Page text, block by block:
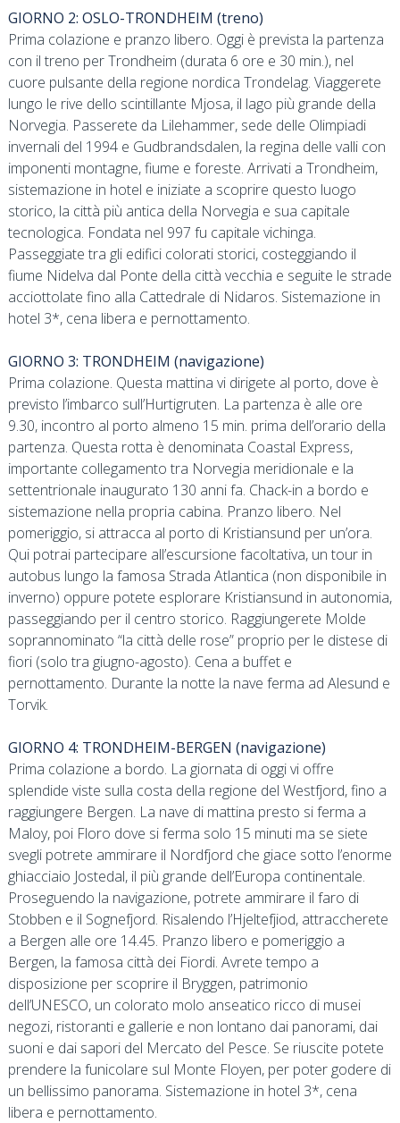
GIORNO 2: OSLO-TRONDHEIM (treno)
Prima colazione e pranzo libero. Oggi è prevista la partenza
con il treno per Trondheim (durata 6 ore e 30 min.), nel
cuore pulsante della regione nordica Trondelag. Viaggerete
lungo le rive dello scintillante Mjosa, il lago più grande della
Norvegia. Passerete da Lilehammer, sede delle Olimpiadi
invernali del 1994 e Gudbrandsdalen, la regina delle valli con
imponenti montagne, fiume e foreste. Arrivati a Trondheim,
sistemazione in hotel e iniziate a scoprire questo luogo
storico, la città più antica della Norvegia e sua capitale
tecnologica. Fondata nel 997 fu capitale vichinga.
Passeggiate tra gli edifici colorati storici, costeggiando il
fiume Nidelva dal Ponte della città vecchia e seguite le strade
acciottolate fino alla Cattedrale di Nidaros. Sistemazione in
hotel 3*, cena libera e pernottamento.
GIORNO 3: TRONDHEIM (navigazione)
Prima colazione. Questa mattina vi dirigete al porto, dove è
previsto l’imbarco sull’Hurtigruten. La partenza è alle ore
9.30, incontro al porto almeno 15 min. prima dell’orario della
partenza. Questa rotta è denominata Coastal Express,
importante collegamento tra Norvegia meridionale e la
settentrionale inaugurato 130 anni fa. Chack-in a bordo e
sistemazione nella propria cabina. Pranzo libero. Nel
pomeriggio, si attracca al porto di Kristiansund per un’ora.
Qui potrai partecipare all’escursione facoltativa, un tour in
autobus lungo la famosa Strada Atlantica (non disponibile in
inverno) oppure potete esplorare Kristiansund in autonomia,
passeggiando per il centro storico. Raggiungerete Molde
soprannominato “la città delle rose” proprio per le distese di
fiori (solo tra giugno-agosto). Cena a buffet e
pernottamento. Durante la notte la nave ferma ad Alesund e
Torvik.
GIORNO 4: TRONDHEIM-BERGEN (navigazione)
Prima colazione a bordo. La giornata di oggi vi offre
splendide viste sulla costa della regione del Westfjord, fino a
raggiungere Bergen. La nave di mattina presto si ferma a
Maloy, poi Floro dove si ferma solo 15 minuti ma se siete
svegli potrete ammirare il Nordfjord che giace sotto l’enorme
ghiacciaio Jostedal, il più grande dell’Europa continentale.
Proseguendo la navigazione, potrete ammirare il faro di
Stobben e il Sognefjord. Risalendo l’Hjeltefjiod, attraccherete
a Bergen alle ore 14.45. Pranzo libero e pomeriggio a
Bergen, la famosa città dei Fiordi. Avrete tempo a
disposizione per scoprire il Bryggen, patrimonio
dell’UNESCO, un colorato molo anseatico ricco di musei
negozi, ristoranti e gallerie e non lontano dai panorami, dai
suoni e dai sapori del Mercato del Pesce. Se riuscite potete
prendere la funicolare sul Monte Floyen, per poter godere di
un bellissimo panorama. Sistemazione in hotel 3*, cena
libera e pernottamento.